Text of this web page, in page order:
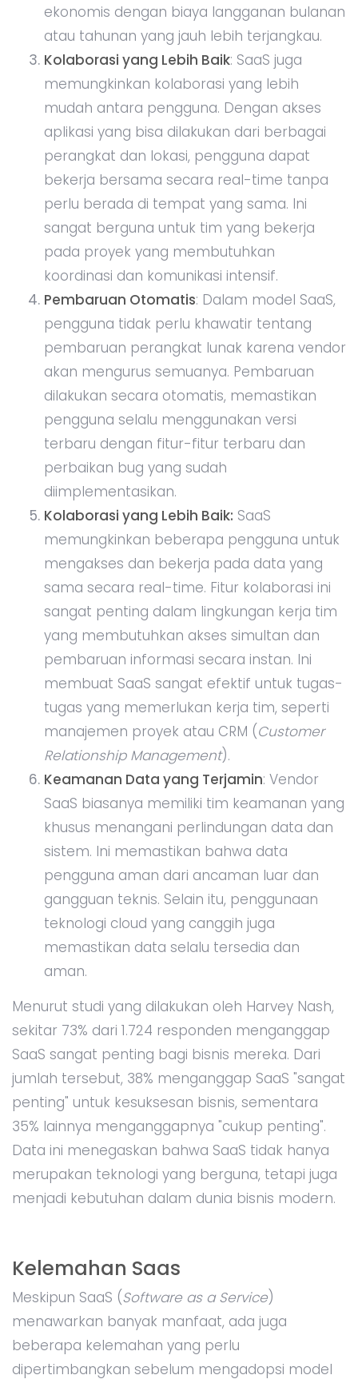
ekonomis dengan biaya langganan bulanan
atau tahunan yang jauh lebih terjangkau.
Kolaborasi yang Lebih Baik: SaaS juga
memungkinkan kolaborasi yang lebih
mudah antara pengguna. Dengan akses
aplikasi yang bisa dilakukan dari berbagai
perangkat dan lokasi, pengguna dapat
bekerja bersama secara real-time tanpa
perlu berada di tempat yang sama. Ini
sangat berguna untuk tim yang bekerja
pada proyek yang membutuhkan
koordinasi dan komunikasi intensif.
Pembaruan Otomatis: Dalam model SaaS,
pengguna tidak perlu khawatir tentang
pembaruan perangkat lunak karena vendor
akan mengurus semuanya. Pembaruan
dilakukan secara otomatis, memastikan
pengguna selalu menggunakan versi
terbaru dengan fitur-fitur terbaru dan
perbaikan bug yang sudah
diimplementasikan.
Kolaborasi yang Lebih Baik: SaaS
memungkinkan beberapa pengguna untuk
mengakses dan bekerja pada data yang
sama secara real-time. Fitur kolaborasi ini
sangat penting dalam lingkungan kerja tim
yang membutuhkan akses simultan dan
pembaruan informasi secara instan. Ini
membuat SaaS sangat efektif untuk tugas-
tugas yang memerlukan kerja tim, seperti
manajemen proyek atau CRM (Customer
Relationship Management).
Keamanan Data yang Terjamin: Vendor
SaaS biasanya memiliki tim keamanan yang
khusus menangani perlindungan data dan
sistem. Ini memastikan bahwa data
pengguna aman dari ancaman luar dan
gangguan teknis. Selain itu, penggunaan
teknologi cloud yang canggih juga
memastikan data selalu tersedia dan
aman.
Menurut studi yang dilakukan oleh Harvey Nash,
sekitar 73% dari 1.724 responden menganggap
SaaS sangat penting bagi bisnis mereka. Dari
jumlah tersebut, 38% menganggap SaaS "sangat
penting" untuk kesuksesan bisnis, sementara
35% lainnya menganggapnya "cukup penting".
Data ini menegaskan bahwa SaaS tidak hanya
merupakan teknologi yang berguna, tetapi juga
menjadi kebutuhan dalam dunia bisnis modern.
Kelemahan Saas
Meskipun SaaS (Software as a Service)
menawarkan banyak manfaat, ada juga
beberapa kelemahan yang perlu
dipertimbangkan sebelum mengadopsi model